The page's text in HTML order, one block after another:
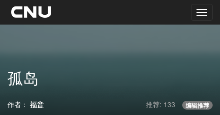
孤岛
作者： 福音 推荐: 133 编辑推荐